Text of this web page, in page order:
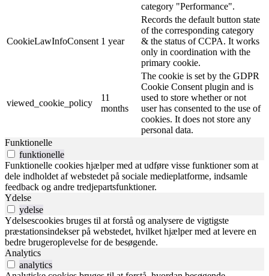
category "Performance".
CookieLawInfoConsent 1 year
Records the default button state
of the corresponding category
& the status of CCPA. It works
only in coordination with the
primary cookie.
viewed_cookie_policy
11
months
The cookie is set by the GDPR
Cookie Consent plugin and is
used to store whether or not
user has consented to the use of
cookies. It does not store any
personal data.
Funktionelle
funktionelle
Funktionelle cookies hjælper med at udføre visse funktioner som at
dele indholdet af webstedet på sociale medieplatforme, indsamle
feedback og andre tredjepartsfunktioner.
Ydelse
ydelse
Ydelsescookies bruges til at forstå og analysere de vigtigste
præstationsindekser på webstedet, hvilket hjælper med at levere en
bedre brugeroplevelse for de besøgende.
Analytics
analytics